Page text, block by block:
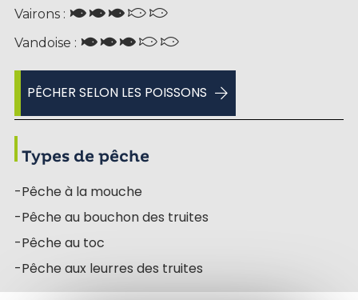
Vairons :
Vandoise :
PÊCHER SELON LES POISSONS
Types de pêche
-Pêche à la mouche
-Pêche au bouchon des truites
-Pêche au toc
-Pêche aux leurres des truites